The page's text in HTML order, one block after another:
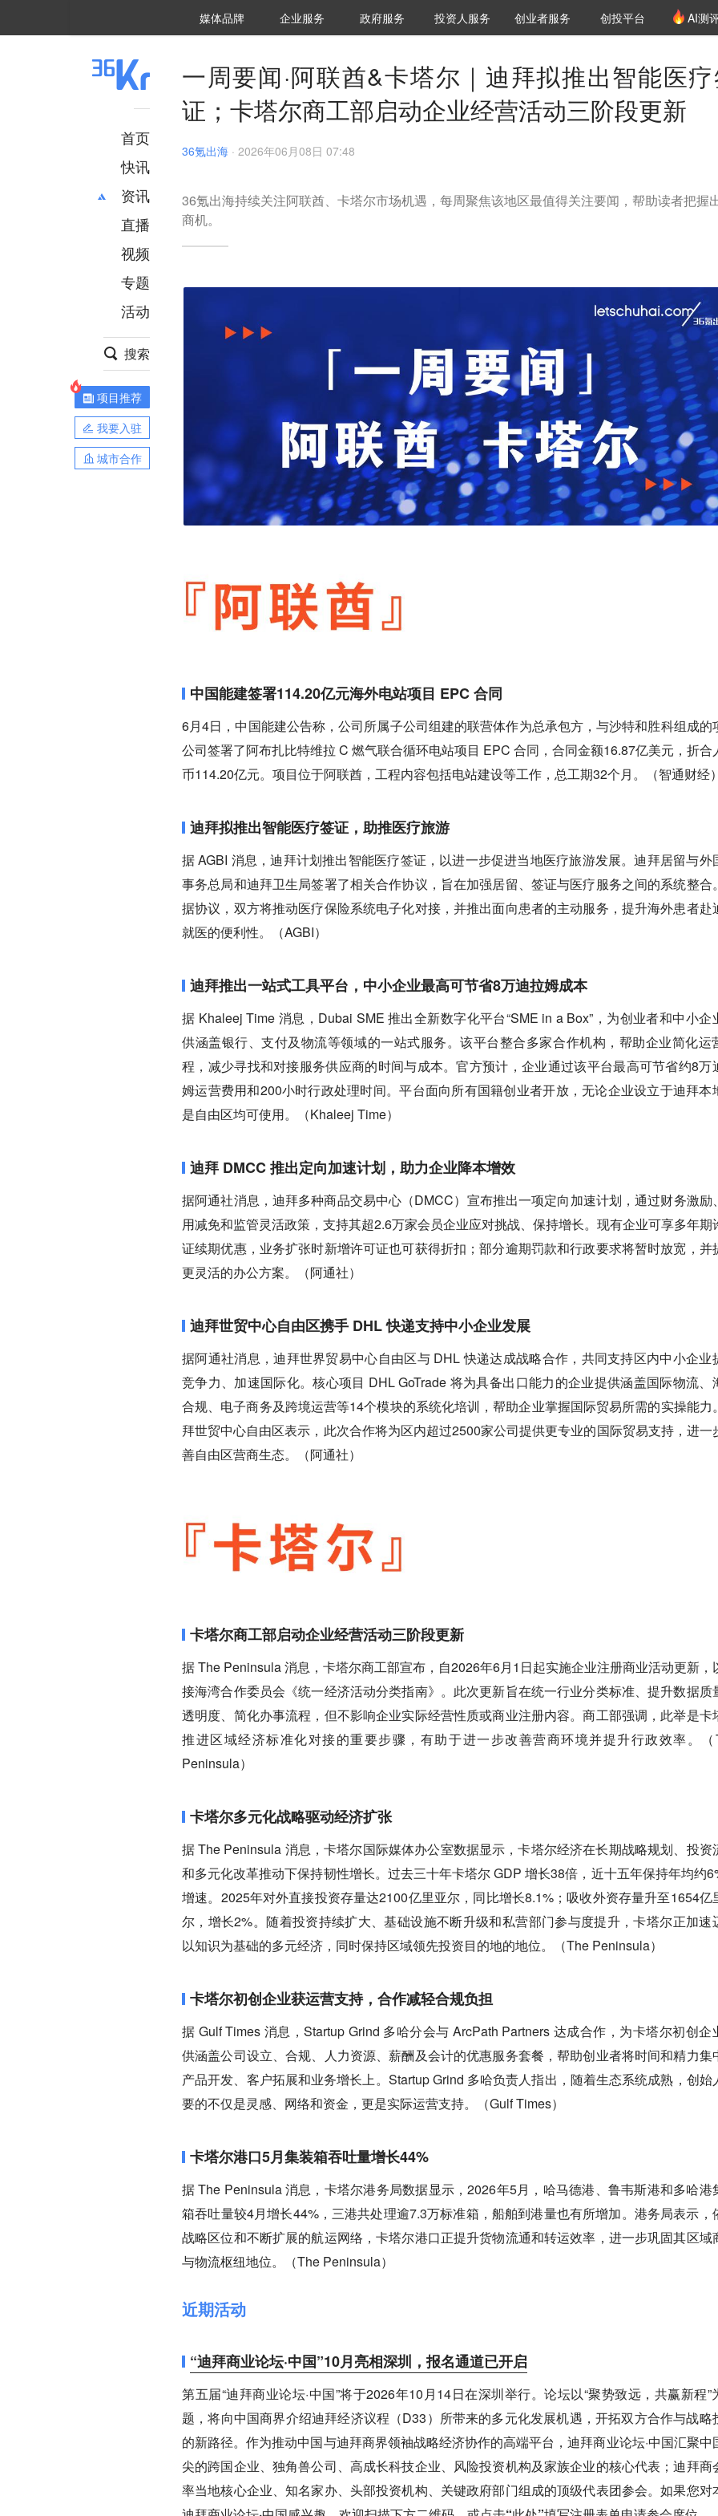
媒体品牌 36Kr研究院
企业服务 城市之窗
政府服务 VClub投资机构库
投资机构职位推介
投资人服务 创投氪堂
创业者服务 创投平台 AI测
首页
快讯
资讯
推荐
财经
项目推荐
安徽
直播
视频
专题
活动
搜索
项目推荐
我要入驻
城市合作
一周要闻·阿联酋&卡塔尔｜迪拜拟推出智能医
证；卡塔尔商工部启动企业经营活动三阶段更新
36氪出海 · 2026年06月08日 07:48
36氪出海持续关注阿联酋、卡塔尔市场机遇，每周聚焦该地区最值得关注要闻，帮助读者把握
商机。
中国能建签署114.20亿元海外电站项目 EPC 合同
6月4日，中国能建公告称，公司所属子公司组建的联营体作为总承包方，与沙特和胜科组成的
公司签署了阿布扎比特维拉 C 燃气联合循环电站项目 EPC 合同，合同金额16.87亿美元，折合
币114.20亿元。项目位于阿联酋，工程内容包括电站建设等工作，总工期32个月。（智通财经）
迪拜拟推出智能医疗签证，助推医疗旅游
据 AGBI 消息，迪拜计划推出智能医疗签证，以进一步促进当地医疗旅游发展。迪拜居留与外
事务总局和迪拜卫生局签署了相关合作协议，旨在加强居留、签证与医疗服务之间的系统整合
据协议，双方将推动医疗保险系统电子化对接，并推出面向患者的主动服务，提升海外患者赴
就医的便利性。（AGBI）
迪拜推出一站式工具平台，中小企业最高可节省8万迪拉姆成本
据 Khaleej Time 消息，Dubai SME 推出全新数字化平台“SME in a Box”，为创业者和中小企
供涵盖银行、支付及物流等领域的一站式服务。该平台整合多家合作机构，帮助企业简化运
程，减少寻找和对接服务供应商的时间与成本。官方预计，企业通过该平台最高可节省约8万
姆运营费用和200小时行政处理时间。平台面向所有国籍创业者开放，无论企业设立于迪拜本
是自由区均可使用。（Khaleej Time）
迪拜 DMCC 推出定向加速计划，助力企业降本增效
据阿通社消息，迪拜多种商品交易中心（DMCC）宣布推出一项定向加速计划，通过财务激励
用减免和监管灵活政策，支持其超2.6万家会员企业应对挑战、保持增长。现有企业可享多年期
证续期优惠，业务扩张时新增许可证也可获得折扣；部分逾期罚款和行政要求将暂时放宽，并
更灵活的办公方案。（阿通社）
迪拜世贸中心自由区携手 DHL 快递支持中小企业发展
据阿通社消息，迪拜世界贸易中心自由区与 DHL 快递达成战略合作，共同支持区内中小企业
竞争力、加速国际化。核心项目 DHL GoTrade 将为具备出口能力的企业提供涵盖国际物流、
合规、电子商务及跨境运营等14个模块的系统化培训，帮助企业掌握国际贸易所需的实操能力
拜世贸中心自由区表示，此次合作将为区内超过2500家公司提供更专业的国际贸易支持，进一
善自由区营商生态。（阿通社）
卡塔尔商工部启动企业经营活动三阶段更新
据 The Peninsula 消息，卡塔尔商工部宣布，自2026年6月1日起实施企业注册商业活动更新，
接海湾合作委员会《统一经济活动分类指南》。此次更新旨在统一行业分类标准、提升数据质
透明度、简化办事流程，但不影响企业实际经营性质或商业注册内容。商工部强调，此举是卡
推进区域经济标准化对接的重要步骤，有助于进一步改善营商环境并提升行政效率。（
Peninsula）
卡塔尔多元化战略驱动经济扩张
据 The Peninsula 消息，卡塔尔国际媒体办公室数据显示，卡塔尔经济在长期战略规划、投资
和多元化改革推动下保持韧性增长。过去三十年卡塔尔 GDP 增长38倍，近十五年保持年均约
增速。2025年对外直接投资存量达2100亿里亚尔，同比增长8.1%；吸收外资存量升至1654亿
尔，增长2%。随着投资持续扩大、基础设施不断升级和私营部门参与度提升，卡塔尔正加速
以知识为基础的多元经济，同时保持区域领先投资目的地的地位。（The Peninsula）
卡塔尔初创企业获运营支持，合作减轻合规负担
据 Gulf Times 消息，Startup Grind 多哈分会与 ArcPath Partners 达成合作，为卡塔尔初创企
供涵盖公司设立、合规、人力资源、薪酬及会计的优惠服务套餐，帮助创业者将时间和精力集
产品开发、客户拓展和业务增长上。Startup Grind 多哈负责人指出，随着生态系统成熟，创始
要的不仅是灵感、网络和资金，更是实际运营支持。（Gulf Times）
卡塔尔港口5月集装箱吞吐量增长44%
据 The Peninsula 消息，卡塔尔港务局数据显示，2026年5月，哈马德港、鲁韦斯港和多哈港
箱吞吐量较4月增长44%，三港共处理逾7.3万标准箱，船舶到港量也有所增加。港务局表示，
战略区位和不断扩展的航运网络，卡塔尔港口正提升货物流通和转运效率，进一步巩固其区域
与物流枢纽地位。（The Peninsula）
近期活动
“迪拜商业论坛·中国”10月亮相深圳，报名通道已开启
第五届“迪拜商业论坛·中国”将于2026年10月14日在深圳举行。论坛以“聚势致远，共赢新程”
题，将向中国商界介绍迪拜经济议程（D33）所带来的多元化发展机遇，开拓双方合作与战略
的新路径。作为推动中国与迪拜商界领袖战略经济协作的高端平台，迪拜商业论坛·中国汇聚中
尖的跨国企业、独角兽公司、高成长科技企业、风险投资机构及家族企业的核心代表；迪拜商
率当地核心企业、知名家办、头部投资机构、关键政府部门组成的顶级代表团参会。如果您对